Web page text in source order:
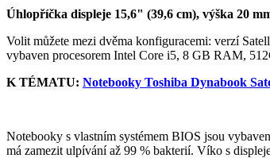
Úhlopříčka displeje 15,6" (39,6 cm), výška 20
Volit můžete mezi dvěma konfiguracemi: verzí
vybaven procesorem Intel Core i5, 8 GB RAM,
K TÉMATU: Notebooky Toshiba Dynabook
Notebooky s vlastním systémem BIOS jsou
má zamezit ulpívání až 99 % bakterií. Víko s